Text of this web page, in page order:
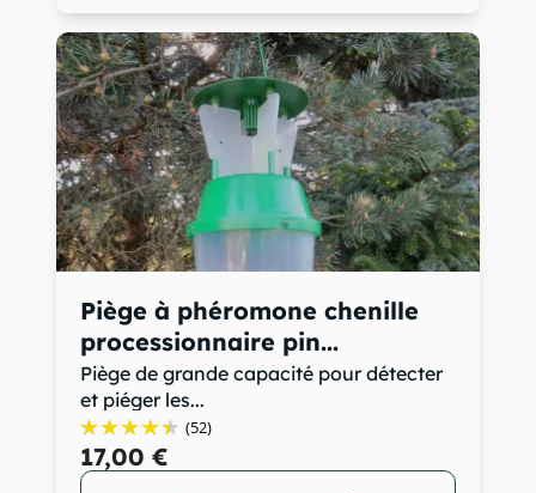
Piège à phéromone chenille
processionnaire pin...
Piège de grande capacité pour détecter
et piéger les...
(52)
17,00 €